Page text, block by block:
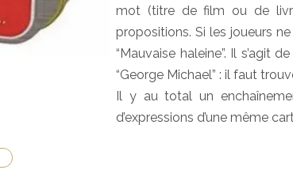
mot (titre de film ou de
propositions. Si les joueurs
“Mauvaise haleine”. Il s’agit
“George Michael” : il faut
Il y au total un
d’expressions d’une même